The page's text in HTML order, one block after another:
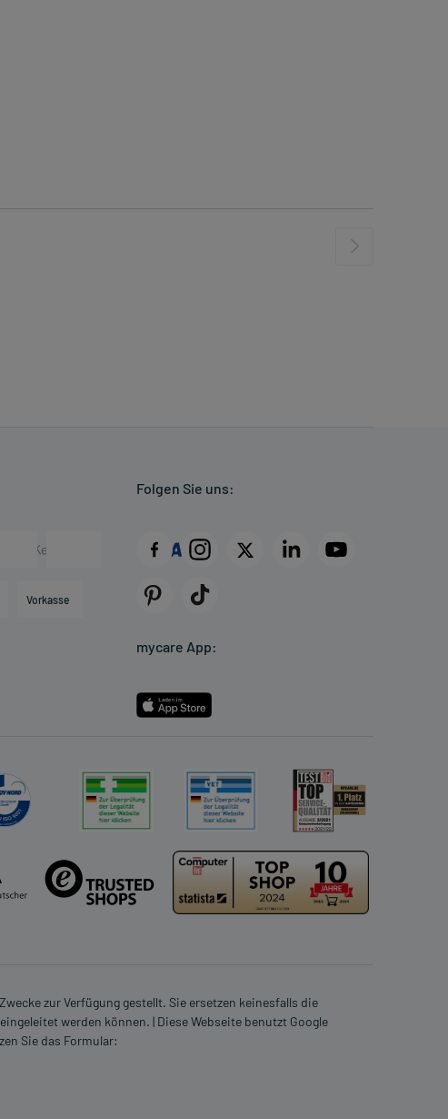
Vorkasse
Folgen Sie uns:
mycare App:
zur Verfügung gestellt. Sie ersetzen keinesfalls die
werden können. | Diese Webseite benutzt Google
Sie das Formular: